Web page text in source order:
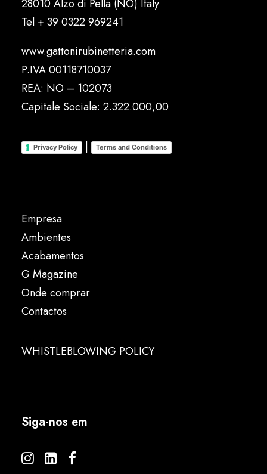
28010 Alzo di Pella (NO) Italy
Tel + 39 0322 969241
www.gattonirubinetteria.com
P.IVA 00118710037
REA: NO – 102073
Capitale Sociale: 2.322.000,00
Privacy Policy | Terms and Conditions
Empresa
Ambientes
Acabamentos
G Magazine
Onde comprar
Contactos
WHISTLEBLOWING POLICY
Siga-nos em